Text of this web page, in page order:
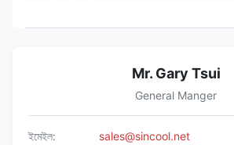
Mr. Gary Tsui
General Manger
ইমেইল:
sales@sincool.net